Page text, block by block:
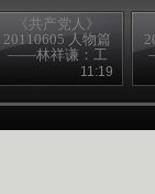
《共产党人》
20110605 人物篇
——林祥谦：工
11:19